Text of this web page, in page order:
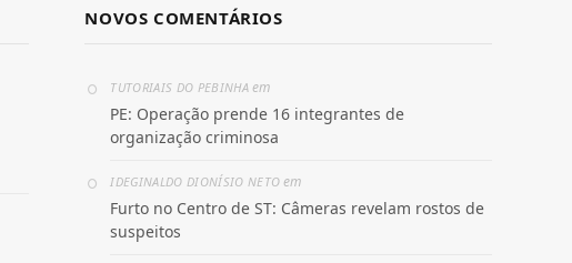
NOVOS COMENTÁRIOS
TUTORIAIS DO PEBINHAem
PE: Operação prende 16 integrantes de
organização criminosa
IDEGINALDO DIONÍSIO NETO em
Furto no Centro de ST: Câmeras revelam rostos de
suspeitos